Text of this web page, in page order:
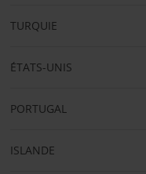
TURQUIE
ÉTATS-UNIS
PORTUGAL
ISLANDE